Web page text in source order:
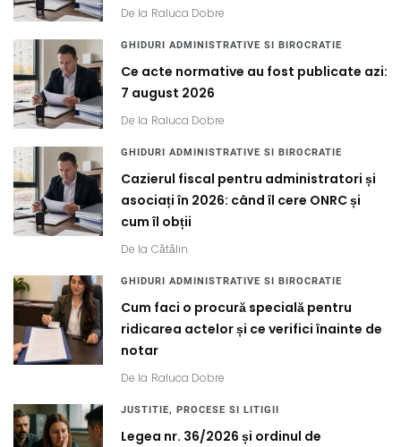
De la Raluca Dobre
GHIDURI ADMINISTRATIVE SI BIROCRATIE
Ce acte normative au fost publicate azi:
7 august 2026
De la Raluca Dobre
GHIDURI ADMINISTRATIVE SI BIROCRATIE
Cazierul fiscal pentru administratori și
asociați în 2026: când îl cere ONRC și
cum îl obții
De la Cătălin
GHIDURI ADMINISTRATIVE SI BIROCRATIE
Cum faci o procură specială pentru
ridicarea actelor și ce verifici înainte de
notar
De la Raluca Dobre
JUSTITIE, PROCESE SI LITIGII
Legea nr. 36/2026 și ordinul de